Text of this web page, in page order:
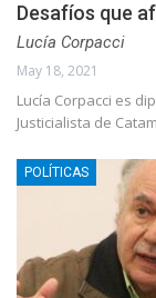
Desafíos que
Lucía Corpacci
May 18, 2021
Lucía Corpacci es
Justicialista de
POLÍTICAS